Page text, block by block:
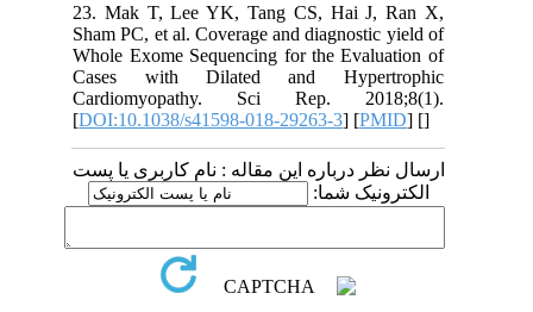
23. Mak T, Lee YK, Tang CS, Hai
Sham PC, et al. Coverage and
Whole Exome Sequencing for the
Cases with Dilated and
Cardiomyopathy. Sci Rep.
[DOI:10.1038/s41598-018-29263-3
درباره این مقاله : نام کاربری یا پست